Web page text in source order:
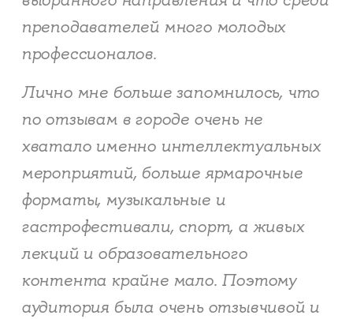
преподавателей много молодых
профессионалов.
Лично мне больше запомнилось, что
по отзывам в городе очень не
хватало именно интеллектуальных
мероприятий, больше ярмарочные
форматы, музыкальные и
гастрофестивали, спорт, а живых
лекций и образовательного
контента крайне мало. Поэтому
аудитория была очень отзывчивой и